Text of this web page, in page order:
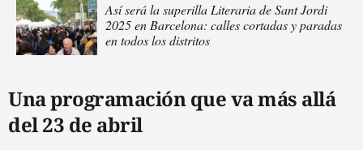
Así será la superilla Literaria de Sant Jordi
2025 en Barcelona: calles cortadas y paradas
en todos los distritos
Una programación que va más allá
del 23 de abril